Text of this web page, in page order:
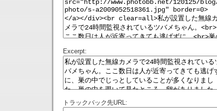
Excerpt:
トラックバック先URL: